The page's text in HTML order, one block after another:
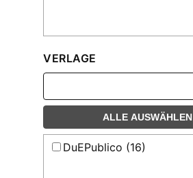
VERLAGE
ALLE AUSWÄHLEN
DuEPublico (16)